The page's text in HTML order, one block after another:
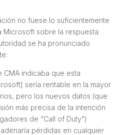
no fuese lo suficientemente
Microsoft sobre la respuesta
se ha pronunciado
CMA indicaba que esta
sería rentable en la mayor
pero los nuevos datos (que
más precisa de la intención
de “Call of Duty”)
pérdidas en cualquier